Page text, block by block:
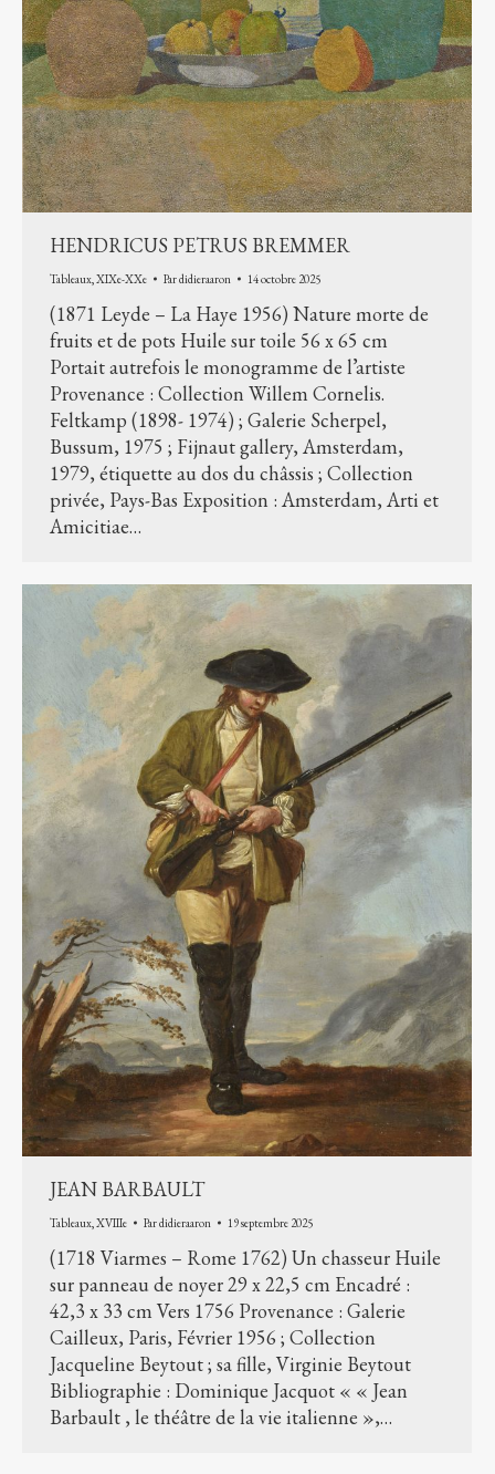
HENDRICUS PETRUS BREMMER
Tableaux,XIXe-XXe Pardidieraaron 14 octobre 2025
(1871 Leyde – La Haye 1956) Nature morte de
fruits et de pots Huile sur toile 56 x 65 cm
Portait autrefois le monogramme de l’artiste
Provenance : Collection Willem Cornelis.
Feltkamp (1898- 1974) ; Galerie Scherpel,
Bussum, 1975 ; Fijnaut gallery, Amsterdam,
1979, étiquette au dos du châssis ; Collection
privée, Pays-Bas Exposition : Amsterdam, Arti et
Amicitiae…
JEAN BARBAULT
Tableaux,XVIIIe Pardidieraaron 19 septembre 2025
(1718 Viarmes – Rome 1762) Un chasseur Huile
sur panneau de noyer 29 x 22,5 cm Encadré :
42,3 x 33 cm Vers 1756 Provenance : Galerie
Cailleux, Paris, Février 1956 ; Collection
Jacqueline Beytout ; sa fille, Virginie Beytout
Bibliographie : Dominique Jacquot « « Jean
Barbault , le théâtre de la vie italienne »,…